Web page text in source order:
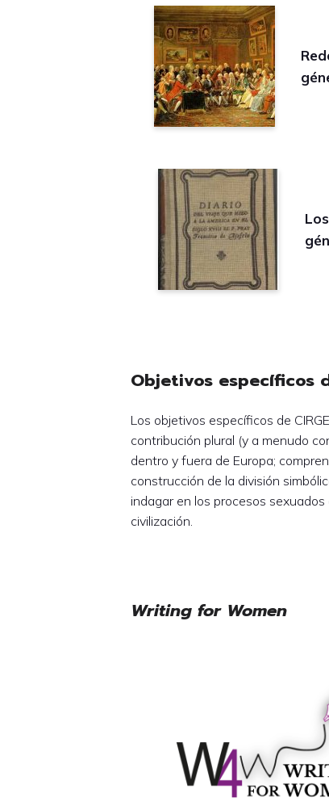
Objetivos específicos
Los objetivos específicos de
contribución plural (y a menudo
dentro y fuera de Europa;
construcción de la división
indagar en los procesos
civilización.
Writing for Women